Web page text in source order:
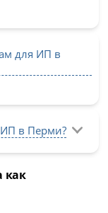
для ИП в
ИП в Перми?
как